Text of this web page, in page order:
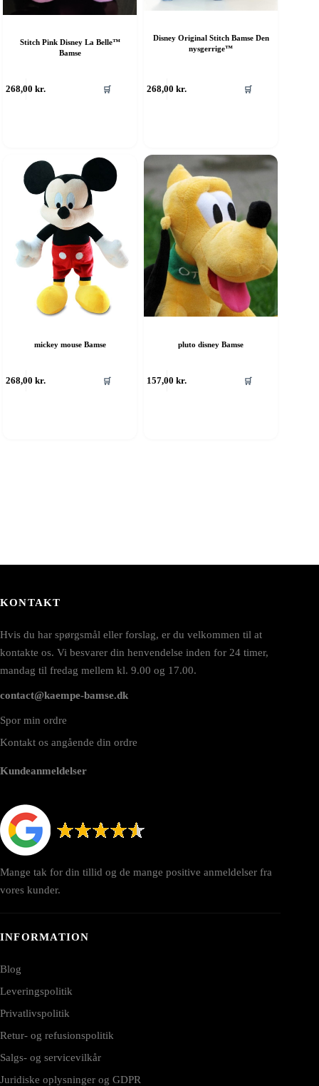
Stitch Pink Disney La Belle™
Bamse
268,00kr. 🛒
Disney Original Stitch Bamse Den
nysgerrige™
268,00kr. 🛒
mickey mouse Bamse
268,00kr. 🛒
pluto disney Bamse
157,00kr. 🛒
KONTAKT
Hvis du har spørgsmål eller forslag, er du velkommen til at
kontakte os. Vi besvarer din henvendelse inden for 24 timer,
mandag til fredag mellem kl. 9.00 og 17.00.
contact@kaempe-bamse.dk
Spor min ordre
Kontakt os angående din ordre
Kundeanmeldelser
Mange tak for din tillid og de mange positive anmeldelser fra
vores kunder.
INFORMATION
Blog
Leveringspolitik
Privatlivspolitik
Retur- og refusionspolitik
Salgs- og servicevilkår
Juridiske oplysninger og GDPR